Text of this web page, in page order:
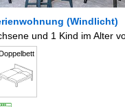
(Windlicht)
und 1 Kind im Alter